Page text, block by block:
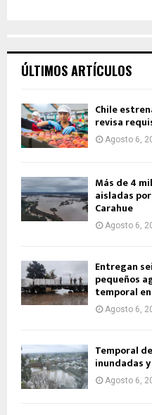
ÚLTIMOS ARTÍCULOS
Chile
revisa
Agosto 6,
Más de 4
aisladas
Carahue
Agosto 6,
Entregan
pequeños
temporal
Agosto 6,
Temporal
inundadas
Agosto 6,